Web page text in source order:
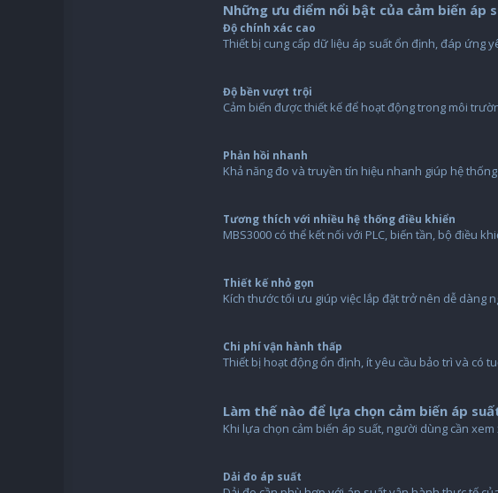
Những ưu điểm nổi bật của cảm biến áp
Độ chính xác cao
Thiết bị cung cấp dữ liệu áp suất ổn định, đáp ứng
Độ bền vượt trội
Cảm biến được thiết kế để hoạt động trong môi
Phản hồi nhanh
Khả năng đo và truyền tín hiệu nhanh giúp hệ
Tương thích với nhiều hệ thống điều khiển
MBS3000 có thể kết nối với PLC, biến tần, bộ điều
Thiết kế nhỏ gọn
Kích thước tối ưu giúp việc lắp đặt trở nên dễ dàng
Chi phí vận hành thấp
Thiết bị hoạt động ổn định, ít yêu cầu bảo trì và có
Làm thế nào để lựa chọn cảm biến áp
Khi lựa chọn cảm biến áp suất, người dùng cần
Dải đo áp suất